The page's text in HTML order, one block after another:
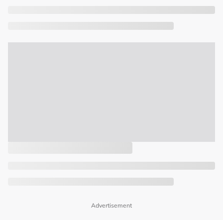
Advertisement